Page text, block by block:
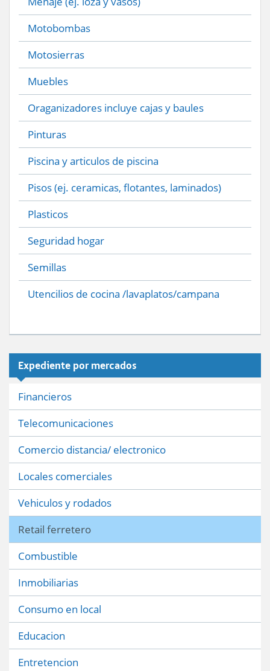
Motobombas
Motosierras
Muebles
Oraganizadores incluye cajas y baules
Pinturas
Piscina y articulos de piscina
Pisos (ej. ceramicas, flotantes, laminados)
Plasticos
Seguridad hogar
Semillas
Utencilios de cocina /lavaplatos/campana
Expediente por mercados
Financieros
Telecomunicaciones
Comercio distancia/ electronico
Locales comerciales
Vehiculos y rodados
Retail ferretero
Combustible
Inmobiliarias
Consumo en local
Educacion
Entretencion